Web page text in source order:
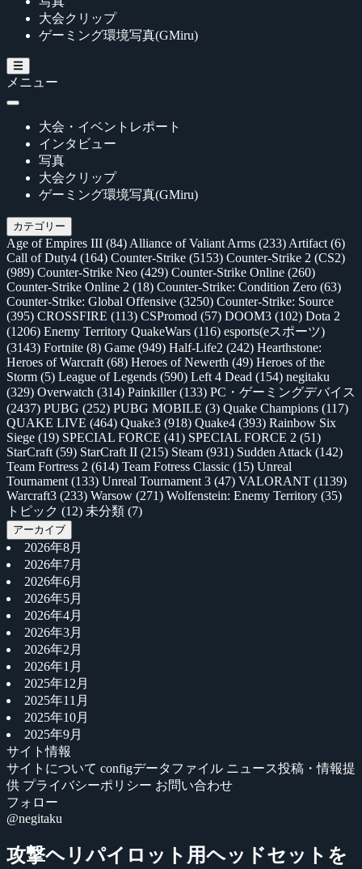
大会クリップ
ゲーミング環境写真(GMiru)
メニュー
大会・イベントレポート
インタビュー
写真
大会クリップ
ゲーミング環境写真(GMiru)
カテゴリー
Age of Empires III (84) Alliance of Valiant Arms (233) Artifact (6)
Call of Duty4 (164) Counter-Strike (5153) Counter-Strike 2 (CS2)
(989) Counter-Strike Neo (429) Counter-Strike Online (260)
Counter-Strike Online 2 (18) Counter-Strike: Condition Zero (63)
Counter-Strike: Global Offensive (3250) Counter-Strike: Source
(395) CROSSFIRE (113) CSPromod (57) DOOM3 (102) Dota 2
(1206) Enemy Territory QuakeWars (116) esports(eスポーツ)
(3143) Fortnite (8) Game (949) Half-Life2 (242) Hearthstone:
Heroes of Warcraft (68) Heroes of Newerth (49) Heroes of the
Storm (5) League of Legends (590) Left 4 Dead (154) negitaku
(329) Overwatch (314) Painkiller(133) PC・ゲーミングデバイス
(2437) PUBG (252) PUBG MOBILE (3) Quake Champions (117)
QUAKE LIVE (464) Quake3 (918) Quake4 (393) Rainbow Six
Siege (19) SPECIAL FORCE (41) SPECIAL FORCE 2 (51)
StarCraft (59) StarCraft II (215) Steam (931) Sudden Attack (142)
Team Fortress 2 (614) Team Fotress Classic (15) Unreal
Tournament (133) Unreal Tournament 3 (47) VALORANT (1139)
Warcraft3 (233) Warsow (271) Wolfenstein: Enemy Territory (35)
トピック (12) 未分類 (7)
アーカイブ
2026年8月
2026年7月
2026年6月
2026年5月
2026年4月
2026年3月
2026年2月
2026年1月
2025年12月
2025年11月
2025年10月
2025年9月
サイト情報
サイトについて configデータファイル ニュース投稿・情報提
供 プライバシーポリシー お問い合わせ
フォロー
@negitaku
攻撃ヘリパイロット用ヘッドセットを